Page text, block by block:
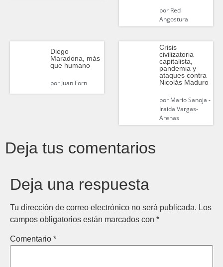
porRed
Angostura
Diego
Maradona, más
que humano
porJuan Forn
Crisis
civilizatoria
capitalista,
pandemia y
ataques contra
Nicolás Maduro
porMario Sanoja -
Iraida Vargas-
Arenas
Deja tus comentarios
Deja una respuesta
Tu dirección de correo electrónico no será publicada. Los
campos obligatorios están marcados con *
Comentario *